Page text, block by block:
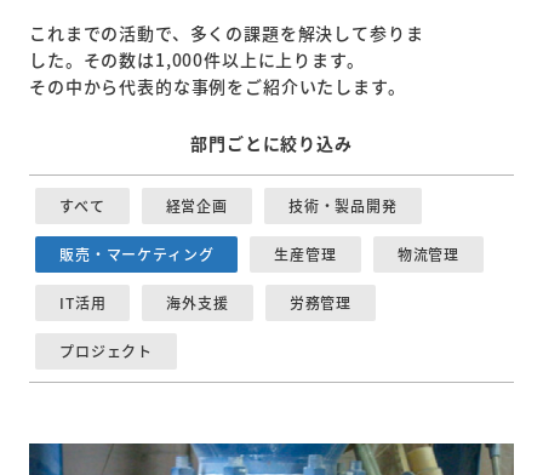
これまでの活動で、多くの課題を解決して参りま
した。その数は1,000件以上に上ります。
その中から代表的な事例をご紹介いたします。
部門ごとに絞り込み
すべて 経営企画 技術・製品開発
販売・マーケティング 生産管理 物流管理
IT活用 海外支援 労務管理
プロジェクト